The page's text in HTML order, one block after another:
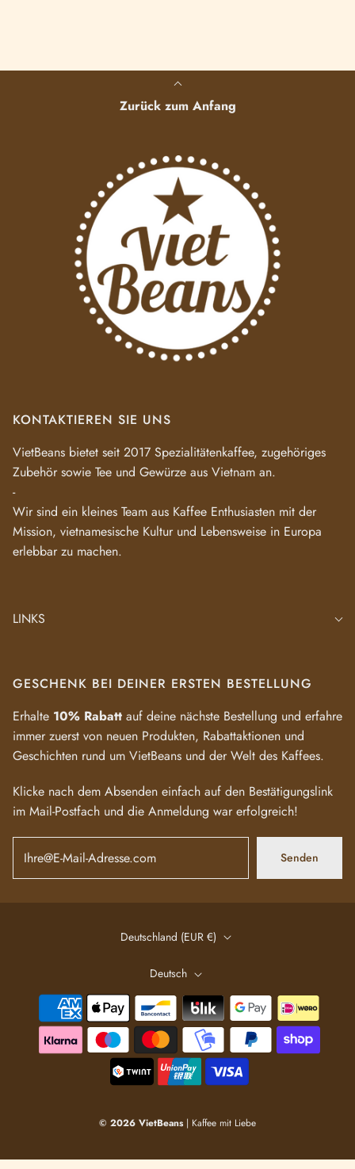
Zurück zum Anfang
KONTAKTIEREN SIE UNS
VietBeans bietet seit 2017 Spezialitätenkaffee, zugehöriges
Zubehör sowie Tee und Gewürze aus Vietnam an.
-
Wir sind ein kleines Team aus Kaffee Enthusiasten mit der
Mission, vietnamesische Kultur und Lebensweise in Europa
erlebbar zu machen.
LINKS
GESCHENK BEI DEINER ERSTEN BESTELLUNG
Erhalte 10% Rabatt auf deine nächste Bestellung und erfahre
immer zuerst von neuen Produkten, Rabattaktionen und
Geschichten rund um VietBeans und der Welt des Kaffees.
Klicke nach dem Absenden einfach auf den Bestätigungslink
im Mail-Postfach und die Anmeldung war erfolgreich!
Senden
Deutschland (EUR €)
Deutsch
© 2026 VietBeans| Kaffee mit Liebe